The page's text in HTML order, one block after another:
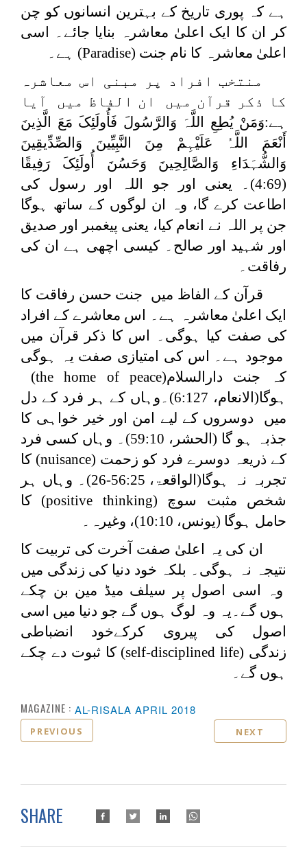
ہے کہ پوری تاریخ کے بہترین انسانوں کو چن
کر ان کا ایک اعلیٰ معاشرہ بنایا جائے۔ اسی
اعلیٰ معاشرہ کا نام جنت (Paradise) ہے۔
منتخب افراد پر مبنی اس معاشرہ
کا ذکر قرآن میں ان الفاظ میں آیا
ہے:وَمَنْ یُطِعِ اللَّہَ وَالرَّسُولَ فَأُولَئِکَ مَعَ الَّذِینَ
أَنْعَمَ اللَّہُ عَلَیْہِمْ مِنَ النَّبِیِّینَ وَالصِّدِّیقِینَ
وَالشُّہَدَاءِ وَالصَّالِحِینَ وَحَسُنَ أُولَئِکَ رَفِیقًا
(4:69)۔ یعنی اور جو اللہ اور رسول کی
اطاعت کرے گا، وہ ان لوگوں کے ساتھ ہوگا
جن پر اللہ نے انعام کیا، یعنی پیغمبر اور صدیق
اور شہید اور صالح۔ کیسی اچھی ہے ان کی
رفاقت۔
قرآن کے الفاظ میں جنت حسن رفاقت کا
ایک اعلیٰ معاشرہ ہے۔ اس معاشرے کے افراد
کی صفت کیا ہوگی۔ اس کا ذکر قرآن میں
موجود ہے۔ اس کی امتیازی صفت یہ ہوگی
کہ جنت دارالسلام(the home of peace)
ہوگا(الانعام، 6:127)۔وہاں کے ہر فرد کے دل
میں دوسروں کے لیے امن اور خیر خواہی کا
جذبہ ہو گا (الحشر، 59:10)۔ وہاں کسی فرد
کے ذریعہ دوسرے فرد کو زحمت (nuisance) کا
تجربہ نہ ہوگا(الواقعۃ، 56:25-26)۔ وہاں ہر
شخص مثبت سوچ (positive thinking) کا
حامل ہوگا (یونس، 10:10)، وغیرہ۔
ان کی یہ اعلیٰ صفت آخرت کی تربیت کا
نتیجہ نہ ہوگی۔ بلکہ خود دنیا کی زندگی میں
وہ اسی اصول پر سیلف میڈ مین بن چکے
ہوں گے۔یہ وہ لوگ ہوں گے جو دنیا میں اسی
اصول کی پیروی کرکےخود انضباطی
زندگی (self-disciplined life)کا ثبوت دے چکے
ہوں گے۔
MAGAZINE : AL-RISALA APRIL 2018
PREVIOUS NEXT
SHARE